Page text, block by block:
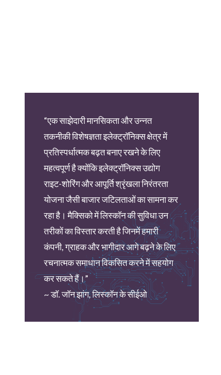
“एक साझेदारी मानसिकता और उन्नत
तकनीकी विशेषज्ञता इलेक्ट्रॉनिक्स क्षेत्र में
प्रतिस्पर्धात्मक बढ़त बनाए रखने के लिए
महत्वपूर्ण है क्योंकि इलेक्ट्रॉनिक्स उद्योग
राइट-शोरिंग और आपूर्ति श्रृंखला निरंतरता
योजना जैसी बाजार जटिलताओं का सामना कर
रहा है। मैक्सिको में लिस्कॉन की सुविधा उन
तरीकों का विस्तार करती है जिनमें हमारी
कंपनी, ग्राहक और भागीदार आगे बढ़ने के लिए
रचनात्मक समाधान विकसित करने में सहयोग
कर सकते हैं।”
~ डॉ. जॉन झांग, लिस्कॉन के सीईओ